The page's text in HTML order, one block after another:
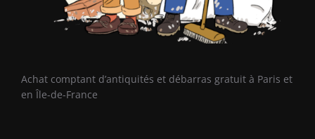
Achat comptant d’antiquités et débarras gratuit à Paris et
en Île-de-France